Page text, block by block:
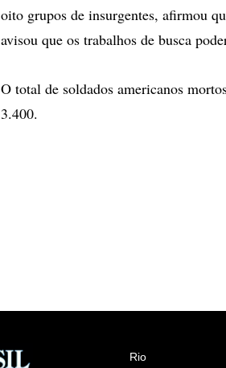
oito grupos de insurgentes, afirmou
avisou que os trabalhos de busca
O total de soldados americanos
3.400.
Rio